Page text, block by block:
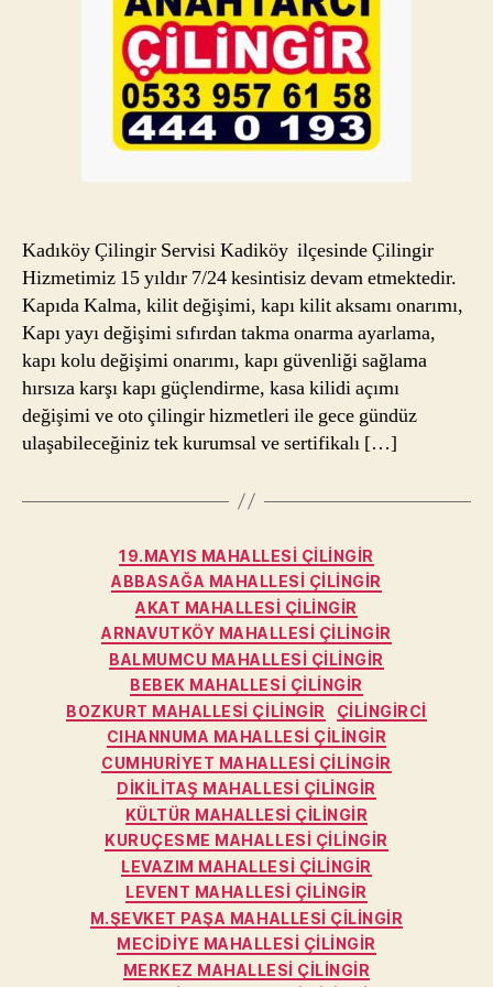
Kadıköy Çilingir Servisi Kadiköy ilçesinde Çilingir
Hizmetimiz 15 yıldır 7/24 kesintisiz devam etmektedir.
Kapıda Kalma, kilit değişimi, kapı kilit aksamı onarımı,
Kapı yayı değişimi sıfırdan takma onarma ayarlama,
kapı kolu değişimi onarımı, kapı güvenliği sağlama
hırsıza karşı kapı güçlendirme, kasa kilidi açımı
değişimi ve oto çilingir hizmetleri ile gece gündüz
ulaşabileceğiniz tek kurumsal ve sertifikalı […]
Kategoriler
19.MAYIS MAHALLESI ÇILINGIR
ABBASAĞA MAHALLESI ÇILINGIR
AKAT MAHALLESI ÇILINGIR
ARNAVUTKÖY MAHALLESI ÇILINGIR
BALMUMCU MAHALLESI ÇILINGIR
BEBEK MAHALLESI ÇILINGIR
BOZKURT MAHALLESI ÇILINGIR
ÇILINGIRCI
CIHANNUMA MAHALLESI ÇILINGIR
CUMHURIYET MAHALLESI ÇILINGIR
DIKILITAŞ MAHALLESI ÇILINGIR
KÜLTÜR MAHALLESI ÇILINGIR
KURUÇESME MAHALLESI ÇILINGIR
LEVAZIM MAHALLESI ÇILINGIR
LEVENT MAHALLESI ÇILINGIR
M.ŞEVKET PAŞA MAHALLESI ÇILINGIR
MECIDIYE MAHALLESI ÇILINGIR
MERKEZ MAHALLESI ÇILINGIR